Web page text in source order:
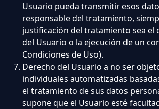
Usuario pueda transmitir esos
responsable del tratamiento,
justificación del tratamiento sea el
del Usuario o la ejecución de un
Condiciones de Uso).
Derecho del Usuario a no ser
individuales automatizadas
el tratamiento de sus datos
supone que el Usuario esté